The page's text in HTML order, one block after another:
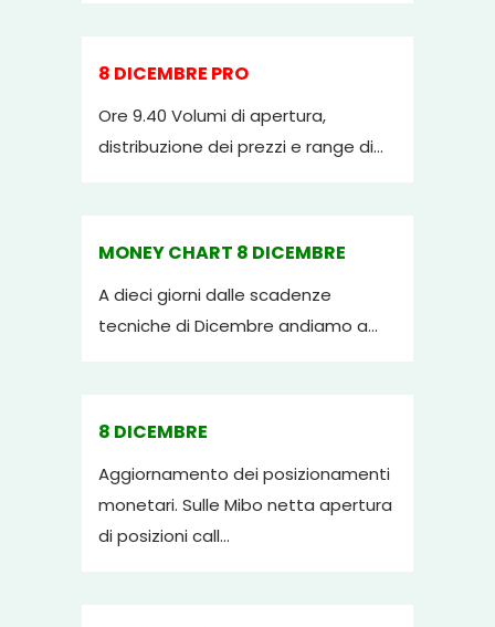
8 DICEMBRE PRO
Ore 9.40 Volumi di apertura,
distribuzione dei prezzi e range di...
MONEY CHART 8 DICEMBRE
A dieci giorni dalle scadenze
tecniche di Dicembre andiamo a...
8 DICEMBRE
Aggiornamento dei posizionamenti
monetari. Sulle Mibo netta apertura
di posizioni call...